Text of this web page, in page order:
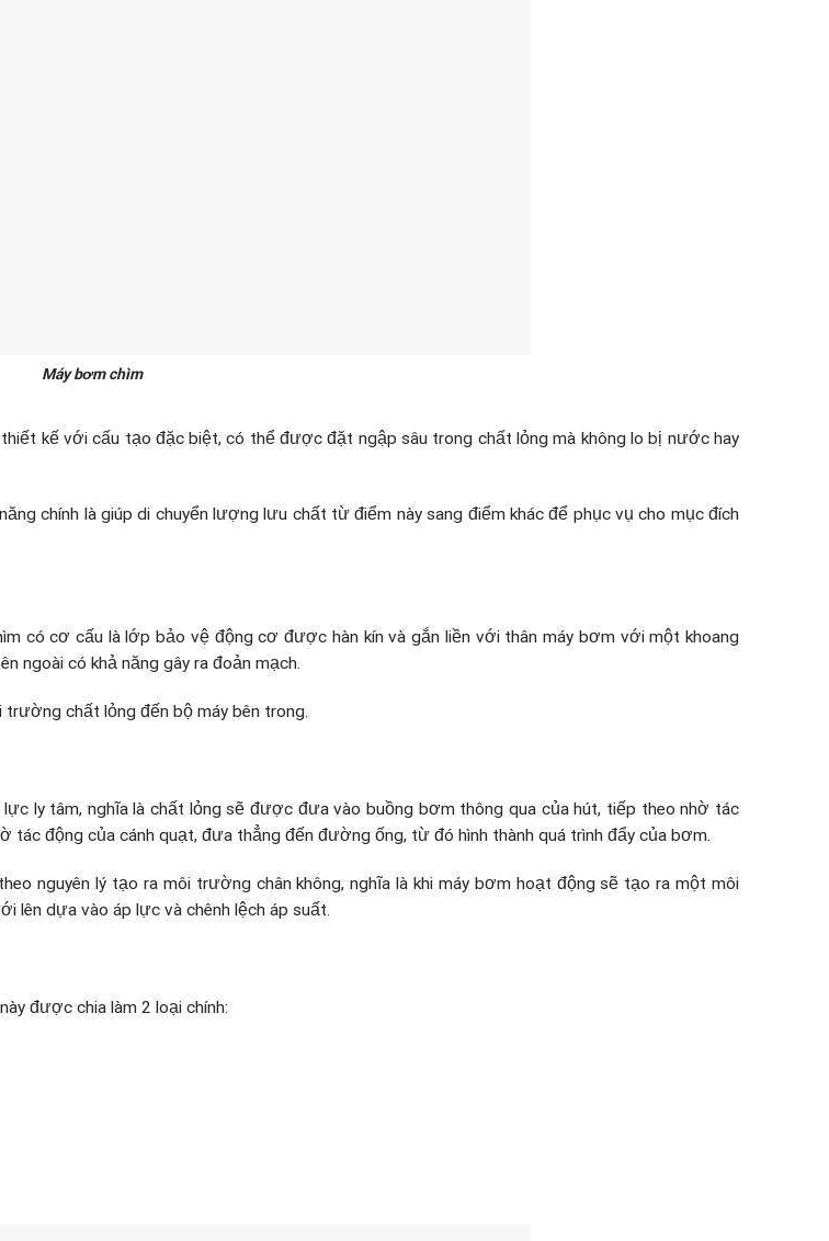
Máy bơm chìm
kế với cấu tạo đặc biệt, có thể được đặt ngập sâu trong chất lỏng mà không lo bị nước hay
chính là giúp di chuyển lượng lưu chất từ điểm này sang điểm khác để phục vụ cho mục đích
có cơ cấu là lớp bảo vệ động cơ được hàn kín và gắn liền với thân máy bơm với một khoang
ngoài có khả năng gây ra đoản mạch.
chất lỏng đến bộ máy bên trong.
ly tâm, nghĩa là chất lỏng sẽ được đưa vào buồng bơm thông qua của hút, tiếp theo nhờ tác
động của cánh quạt, đưa thẳng đến đường ống, từ đó hình thành quá trình đẩy của bơm.
nguyên lý tạo ra môi trường chân không, nghĩa là khi máy bơm hoạt động sẽ tạo ra một môi
lên dựa vào áp lực và chênh lệch áp suất.
được chia làm 2 loại chính: